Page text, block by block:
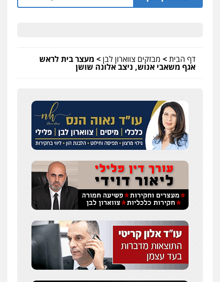
דף הבית> מבזקים צווארון לבן> מעצר בית לראש
אגף משאבי אנוש, ניצב אלונה שושן